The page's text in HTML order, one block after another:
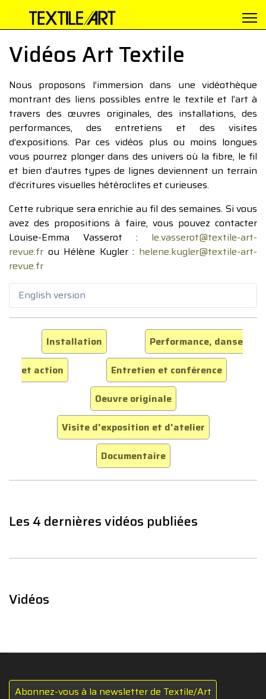
Vidéos Art Textile
Nous proposons l’immersion dans une vidéothèque
montrant des liens possibles entre le textile et l’art à
travers des œuvres originales, des installations, des
performances, des entretiens et des visites
d’expositions. Par ces vidéos plus ou moins longues
vous pourrez plonger dans des univers où la fibre, le fil
et bien d’autres types de lignes deviennent un terrain
d’écritures visuelles hétéroclites et curieuses.
Cette rubrique sera enrichie au fil des semaines. Si vous
avez des propositions à faire, vous pouvez contacter
Louise-Emma Vasserot : le.vasserot@textile-art-
revue.fr ou Hélène Kugler : helene.kugler@textile-art-
revue.fr
English version
Installation
Performance, danse
et action
Entretien et conférence
Oeuvre originale
Visite d'exposition et d'atelier
Documentaire
Les 4 dernières vidéos publiées
Vidéos
Abonnez-vous à la newsletter de Textile/Art